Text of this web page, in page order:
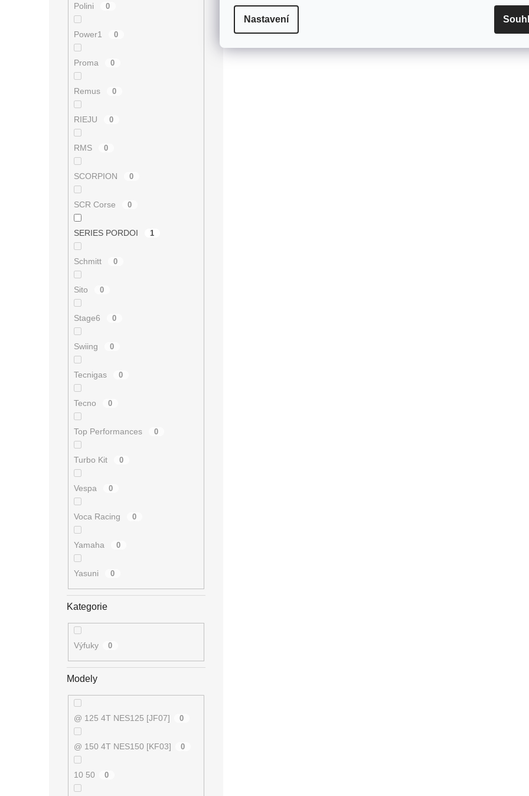
Nastavení
Polini 0
Power1 0
Proma 0
Remus 0
RIEJU 0
RMS 0
SCORPION 0
SCR Corse 0
SERIES PORDOI 1
Schmitt 0
Sito 0
Stage6 0
Swiing 0
Tecnigas 0
Tecno 0
Top Performances 0
Turbo Kit 0
Vespa 0
Voca Racing 0
Yamaha 0
Yasuni 0
Kategorie
Výfuky 0
Modely
@ 125 4T NES125 [JF07] 0
@ 150 4T NES150 [KF03] 0
10 50 0